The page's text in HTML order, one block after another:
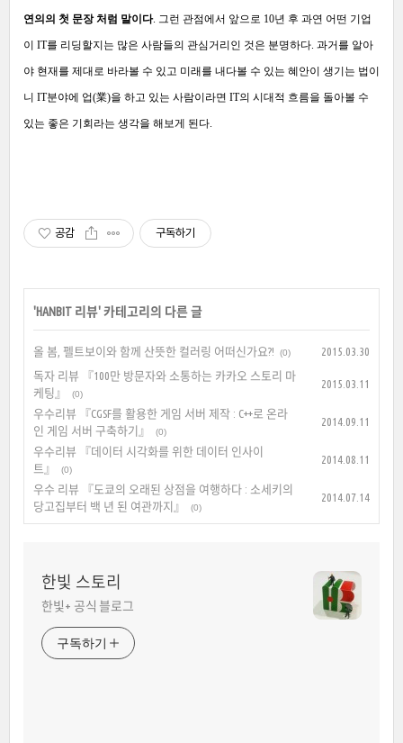
연의의 첫 문장 처럼 말이다. 그런 관점에서 앞으로 10년 후 과연 어떤 기업
이 IT를 리딩할지는 많은 사람들의 관심거리인 것은 분명하다. 과거를 알아
야 현재를 제대로 바라볼 수 있고 미래를 내다볼 수 있는 혜안이 생기는 법이
니 IT분야에 업(業)을 하고 있는 사람이라면 IT의 시대적 흐름을 돌아볼 수
있는 좋은 기회라는 생각을 해보게 된다.
공감 구독하기
'HANBIT 리뷰' 카테고리의 다른 글
올 봄, 펠트보이와 함께 산뜻한 컬러링 어떠신가요?! (0)
2015.03.30
독자 리뷰 『100만 방문자와 소통하는 카카오 스토리 마
케팅』
(0)
2015.03.11
우수리뷰 『CGSF를 활용한 게임 서버 제작 : C++로 온라
인 게임 서버 구축하기』
(0)
2014.09.11
우수리뷰 『데이터 시각화를 위한 데이터 인사이
트』
(0)
2014.08.11
우수 리뷰 『도쿄의 오래된 상점을 여행하다 : 소세키의
당고집부터 백 년 된 여관까지』
(0)
2014.07.14
한빛 스토리
한빛+ 공식 블로그
구독하기